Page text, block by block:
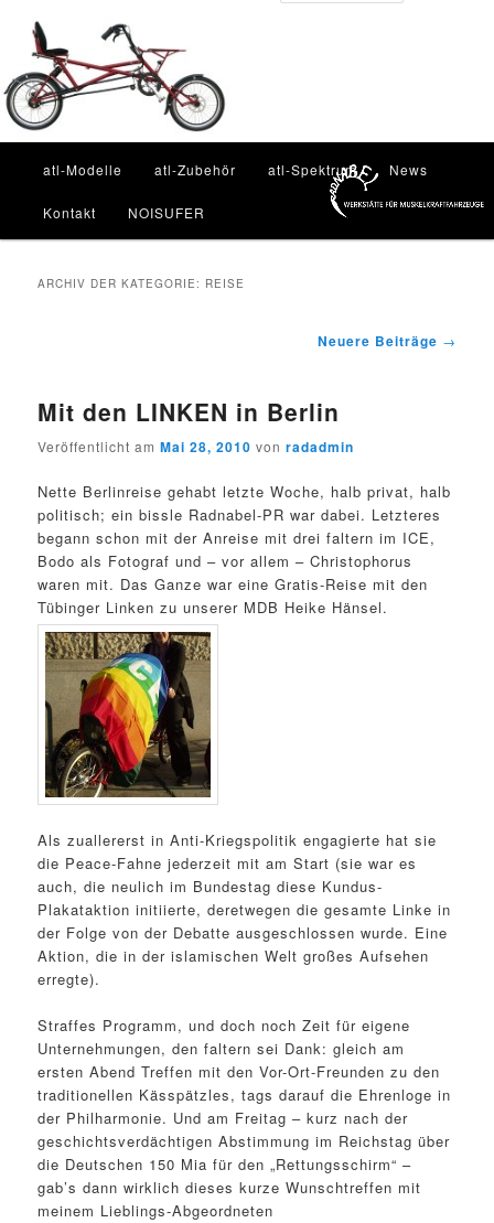
Inhalt
wechseln
sekundären
Inhalt
wechseln
atl-Modelle atl-Zubehör atl-Spektrum News
Kontakt NOISUFER
ARCHIV DER KATEGORIE: REISE
Neuere Beiträge →
Mit den LINKEN in Berlin
Veröffentlicht amMai 28, 2010 vonradadmin
Nette Berlinreise gehabt letzte Woche, halb privat, halb
politisch; ein bissle Radnabel-PR war dabei. Letzteres
begann schon mit der Anreise mit drei faltern im ICE,
Bodo als Fotograf und – vor allem – Christophorus
waren mit. Das Ganze war eine Gratis-Reise mit den
Tübinger Linken zu unserer MDB Heike Hänsel.
Als zuallererst in Anti-Kriegspolitik engagierte hat sie
die Peace-Fahne jederzeit mit am Start (sie war es
auch, die neulich im Bundestag diese Kundus-
Plakataktion initiierte, deretwegen die gesamte Linke in
der Folge von der Debatte ausgeschlossen wurde. Eine
Aktion, die in der islamischen Welt großes Aufsehen
erregte).
Straffes Programm, und doch noch Zeit für eigene
Unternehmungen, den faltern sei Dank: gleich am
ersten Abend Treffen mit den Vor-Ort-Freunden zu den
traditionellen Kässpätzles, tags darauf die Ehrenloge in
der Philharmonie. Und am Freitag – kurz nach der
geschichtsverdächtigen Abstimmung im Reichstag über
die Deutschen 150 Mia für den „Rettungsschirm“ –
gab’s dann wirklich dieses kurze Wunschtreffen mit
meinem Lieblings-Abgeordneten